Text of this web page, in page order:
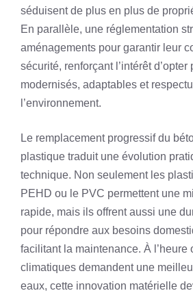
séduisent de plus en plus de
En parallèle, une réglementation
aménagements pour garantir leur
sécurité, renforçant l’intérêt
modernisés, adaptables et
l’environnement.
Le remplacement progressif du
plastique traduit une évolution
technique. Non seulement les
PEHD ou le PVC permettent une
rapide, mais ils offrent aussi une
pour répondre aux besoins
facilitant la maintenance. À l’heure
climatiques demandent une
eaux, cette innovation matérielle